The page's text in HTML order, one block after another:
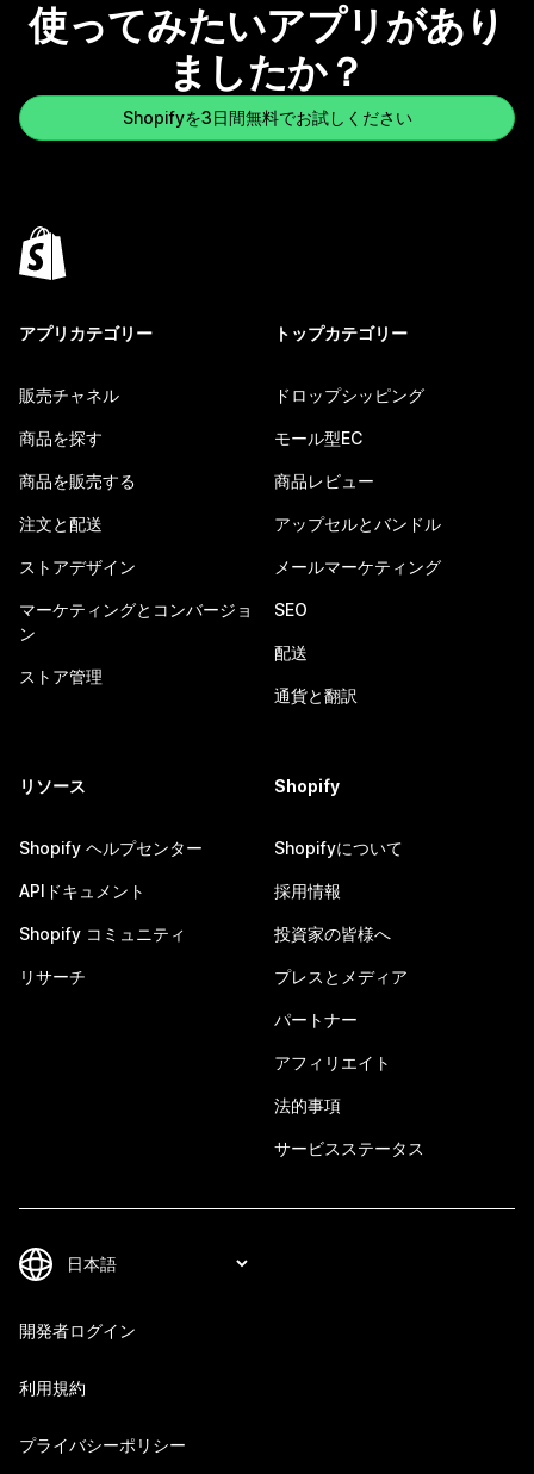
使ってみたいアプリがあり
ましたか？
Shopifyを3日間無料でお試しください
アプリカテゴリー
販売チャネル
商品を探す
商品を販売する
注文と配送
ストアデザイン
マーケティングとコンバージョ
ン
ストア管理
トップカテゴリー
ドロップシッピング
モール型EC
商品レビュー
アップセルとバンドル
メールマーケティング
SEO
配送
通貨と翻訳
リソース
Shopify ヘルプセンター
APIドキュメント
Shopify コミュニティ
リサーチ
Shopify
Shopifyについて
採用情報
投資家の皆様へ
プレスとメディア
パートナー
アフィリエイト
法的事項
サービスステータス
開発者ログイン
利用規約
プライバシーポリシー